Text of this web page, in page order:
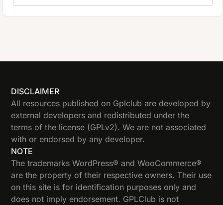
DISCLAIMER
All resources published on Gplclub are developed by
external developers and redistributed under the
terms of the license (GPLv2). We are not associated
with or endorsed by any developer.
NOTE
The trademarks WordPress® and WooCommerce®
are the property of their respective owners. Their use
on this site is for identification purposes only and
does not imply endorsement. GPLClub is not